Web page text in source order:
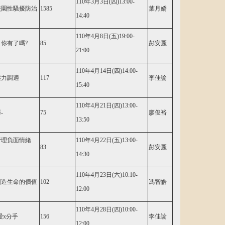
性騷擾防治 1585
110年3月3日(四)13:00-
14:40
葉月嬌
有了嗎? 85
110年4月8日(五)19:00-
21:00
彭安麗
調適 117
110年4月14日(四)14:00-
15:40
李佳諭
- 75
110年4月21日(四)13:00-
13:50
廖俊裕
負面情緒
83
110年4月22日(五)13:00-
14:30
彭安麗
生命的價值 102
110年4月23日(六)10:10-
12:00
馮智皓
x分手 156
110年4月28日(四)10:00-
12:00
李佳諭